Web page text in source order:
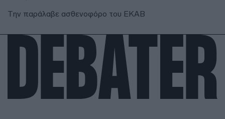
Την παράλαβε ασθενοφόρο του ΕΚΑΒ